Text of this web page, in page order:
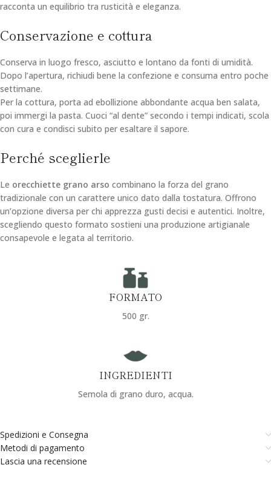
racconta un equilibrio tra rusticità e eleganza.
Conservazione e cottura
Conserva in luogo fresco, asciutto e lontano da fonti di umidità.
Dopo l’apertura, richiudi bene la confezione e consuma entro poche
settimane.
Per la cottura, porta ad ebollizione abbondante acqua ben salata,
poi immergi la pasta. Cuoci “al dente” secondo i tempi indicati, scola
con cura e condisci subito per esaltare il sapore.
Perché sceglierle
Le orecchiette grano arso combinano la forza del grano
tradizionale con un carattere unico dato dalla tostatura. Offrono
un’opzione diversa per chi apprezza gusti decisi e autentici. Inoltre,
scegliendo questo formato sostieni una produzione artigianale
consapevole e legata al territorio.
FORMATO
500 gr.
INGREDIENTI
Semola di grano duro, acqua.
Spedizioni e Consegna
Metodi di pagamento
Lascia una recensione